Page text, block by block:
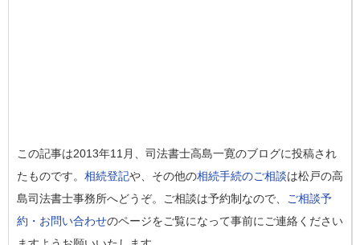
この記事は2013年11月、司法書士高島一寛のブログに投稿され
たものです。 相続登記や、その他の相続手続のご相談は松戸の高
島司法書士事務所へどうぞ。ご相談は予約制なので、
ご相談予
約・お問い合わせのページをご覧になって事前にご連絡ください